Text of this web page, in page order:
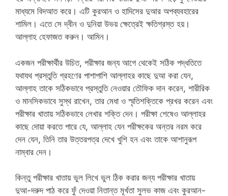
মাধ্যমে বিদআত করে। এটি কুরআন ও হাদিসের দুআর অপব্যবহারের
শামিল। এতে সে দ্বীন ও দুনিয়া উভয় ক্ষেত্রেই ক্ষতিগ্রস্ত হয়।
আল্লাহ হেফাজত করুন। আমিন।
একজন পরীক্ষার্থীর উচিত, পরীক্ষার জন্য আগে থেকেই সঠিক পদ্ধতিতে
যথাযথ প্রস্তুতি গ্রহণের পাশাপাশি আল্লাহর কাছে দুআ করা যেন,
আল্লাহ তাকে সঠিকভাবে প্রস্তুতি নেওয়ার তৌফিক দান করেন, শারীরিক
ও মানসিকভাবে সুস্থ রাখেন, তার মেধা ও স্মৃতিশক্তিকে প্রখর করেন এবং
পরীক্ষার খাতায় সঠিকভাবে লেখার শক্তি দেন। পরীক্ষা শেষেও আল্লাহর
কাছে দোয়া করতে পারে যে, আল্লাহ যেন পরীক্ষকের অন্তর নরম করে
দেন যেন, তিনি তার উত্তরপত্র দেখে খুশি হন এবং তাকে আশানুরূপ
নাম্বার দেন।
কিন্তু পরীক্ষার খাতায় ভুল লিখে ভুল ঠিক করার জন্য পরীক্ষার খাতায়
দুআ-দরুদ পাঠ করে ফুঁ দেওয়া নিতান্ত মূর্খতা সুলভ কাজ এবং কুরআন-